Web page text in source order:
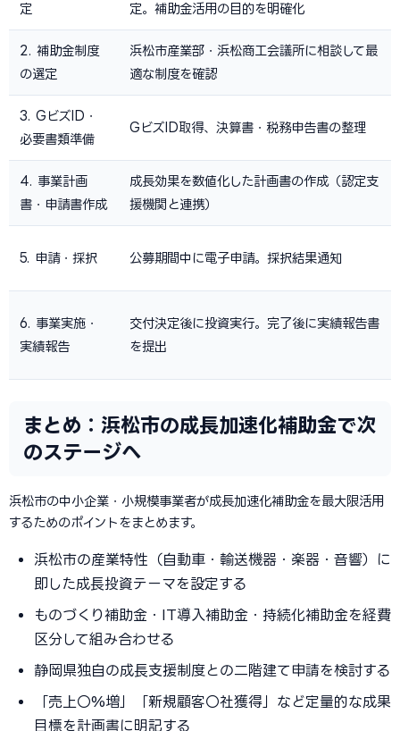
定
定。補助金活用の目的を明確化
2. 補助金制度
の選定
浜松市産業部・浜松商工会議所に相談して最
適な制度を確認
3. GビズID・
必要書類準備
GビズID取得、決算書・税務申告書の整理
4. 事業計画
書・申請書作成
成長効果を数値化した計画書の作成（認定支
援機関と連携）
5. 申請・採択 公募期間中に電子申請。採択結果通知
6. 事業実施・
実績報告
交付決定後に投資実行。完了後に実績報告書
を提出
まとめ：浜松市の成長加速化補助金で次
のステージへ
浜松市の中小企業・小規模事業者が成長加速化補助金を最大限活用
するためのポイントをまとめます。
浜松市の産業特性（自動車・輸送機器・楽器・音響）に
即した成長投資テーマを設定する
ものづくり補助金・IT導入補助金・持続化補助金を経費
区分して組み合わせる
静岡県独自の成長支援制度との二階建て申請を検討する
「売上〇%増」「新規顧客〇社獲得」など定量的な成果
目標を計画書に明記する